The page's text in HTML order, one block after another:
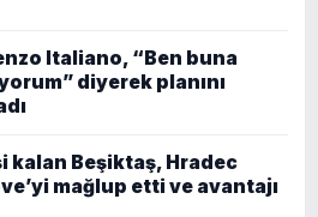
Italiano, “Ben buna
diyerek planını
kalan Beşiktaş, Hradec
mağlup etti ve avantajı